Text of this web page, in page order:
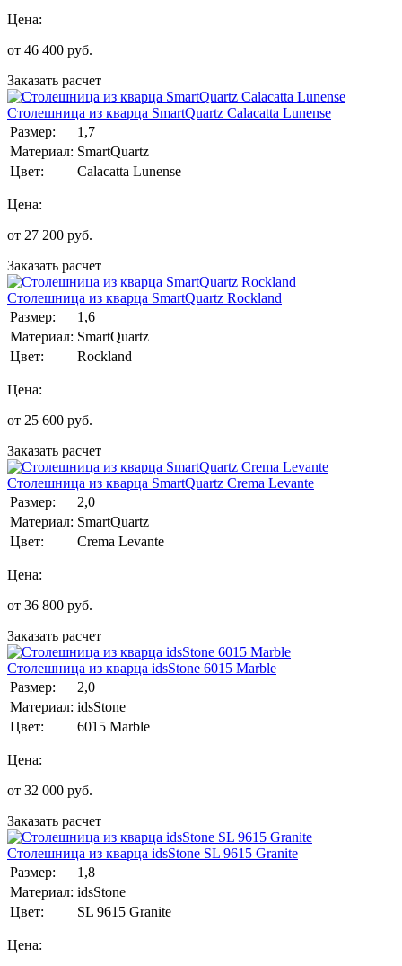
Цена:
от 46 400 руб.
Заказать расчет
Столешница из кварца SmartQuartz Calacatta Lunense
Размер:
1,7
Материал: SmartQuartz
Цвет:
Calacatta Lunense
Цена:
от 27 200 руб.
Заказать расчет
Столешница из кварца SmartQuartz Rockland
Размер:
1,6
Материал: SmartQuartz
Цвет:
Rockland
Цена:
от 25 600 руб.
Заказать расчет
Столешница из кварца SmartQuartz Crema Levante
Размер:
2,0
Материал: SmartQuartz
Цвет:
Crema Levante
Цена:
от 36 800 руб.
Заказать расчет
Столешница из кварца idsStone 6015 Marble
Размер:
2,0
Материал: idsStone
Цвет:
6015 Marble
Цена:
от 32 000 руб.
Заказать расчет
Столешница из кварца idsStone SL 9615 Granite
Размер:
1,8
Материал: idsStone
Цвет:
SL 9615 Granite
Цена: